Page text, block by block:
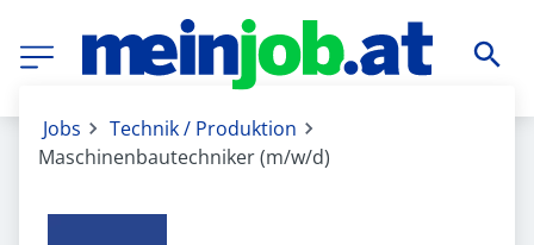
Jobs
Technik / Produktion
Maschinenbautechniker (m/w/d)